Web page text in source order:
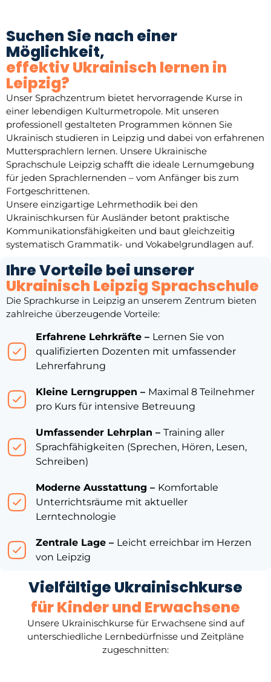
Suchen Sie nach einer
Möglichkeit,
effektiv Ukrainisch lernen in
Leipzig?
Unser Sprachzentrum bietet hervorragende Kurse in
einer lebendigen Kulturmetropole. Mit unseren
professionell gestalteten Programmen können Sie
Ukrainisch studieren in Leipzig und dabei von erfahrenen
Muttersprachlern lernen. Unsere Ukrainische
Sprachschule Leipzig schafft die ideale Lernumgebung
für jeden Sprachlernenden – vom Anfänger bis zum
Fortgeschrittenen.
Unsere einzigartige Lehrmethodik bei den
Ukrainischkursen für Ausländer betont praktische
Kommunikationsfähigkeiten und baut gleichzeitig
systematisch Grammatik- und Vokabelgrundlagen auf.
Ihre Vorteile bei unserer
Ukrainisch Leipzig Sprachschule
Die Sprachkurse in Leipzig an unserem Zentrum bieten
zahlreiche überzeugende Vorteile:
Erfahrene Lehrkräfte – Lernen Sie von
qualifizierten Dozenten mit umfassender
Lehrerfahrung
Kleine Lerngruppen – Maximal 8 Teilnehmer
pro Kurs für intensive Betreuung
Umfassender Lehrplan – Training aller
Sprachfähigkeiten (Sprechen, Hören, Lesen,
Schreiben)
Moderne Ausstattung – Komfortable
Unterrichtsräume mit aktueller
Lerntechnologie
Zentrale Lage – Leicht erreichbar im Herzen
von Leipzig
Vielfältige Ukrainischkurse
für Kinder und Erwachsene
Unsere Ukrainischkurse für Erwachsene sind auf
unterschiedliche Lernbedürfnisse und Zeitpläne
zugeschnitten: